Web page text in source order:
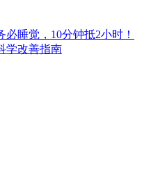
睡觉，10分钟抵2小时！
学改善指南